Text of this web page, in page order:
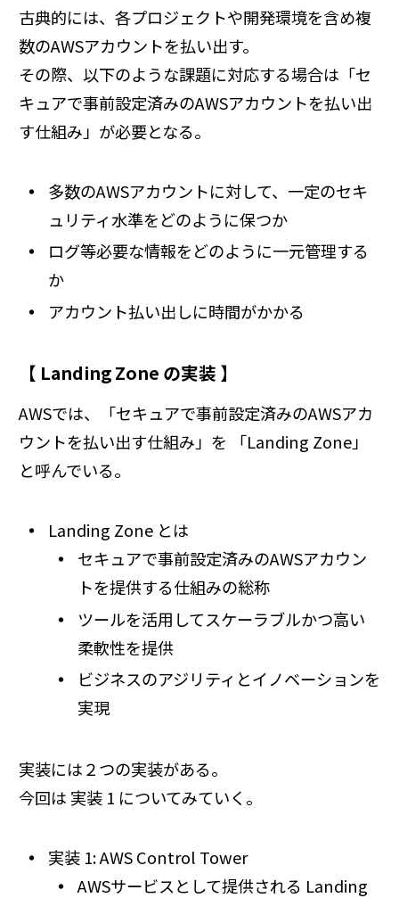
古典的には、各プロジェクトや開発環境を含め複
数のAWSアカウントを払い出す。
その際、以下のような課題に対応する場合は「セ
キュアで事前設定済みのAWSアカウントを払い出
す仕組み」が必要となる。
多数のAWSアカウントに対して、一定のセキ
ュリティ水準をどのように保つか
ログ等必要な情報をどのように一元管理する
か
アカウント払い出しに時間がかかる
【 Landing Zone の実装 】
AWSでは、「セキュアで事前設定済みのAWSアカ
ウントを払い出す仕組み」を 「Landing Zone」
と呼んでいる。
Landing Zone とは
セキュアで事前設定済みのAWSアカウン
トを提供する仕組みの総称
ツールを活用してスケーラブルかつ高い
柔軟性を提供
ビジネスのアジリティとイノベーションを
実現
実装には２つの実装がある。
今回は 実装 1 についてみていく。
実装 1: AWS Control Tower
AWSサービスとして提供される Landing